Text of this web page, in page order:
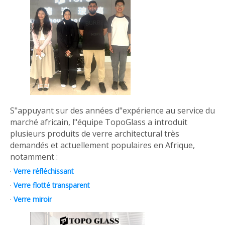
S"appuyant sur des années d"expérience au service du
marché africain, l"équipe TopoGlass a introduit
plusieurs produits de verre architectural très
demandés et actuellement populaires en Afrique,
notamment :
· Verre réfléchissant
· Verre flotté transparent
· Verre miroir